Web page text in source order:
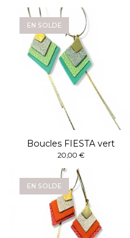
EN SOLDE
Boucles FIESTA vert
20,00 €
EN SOLDE